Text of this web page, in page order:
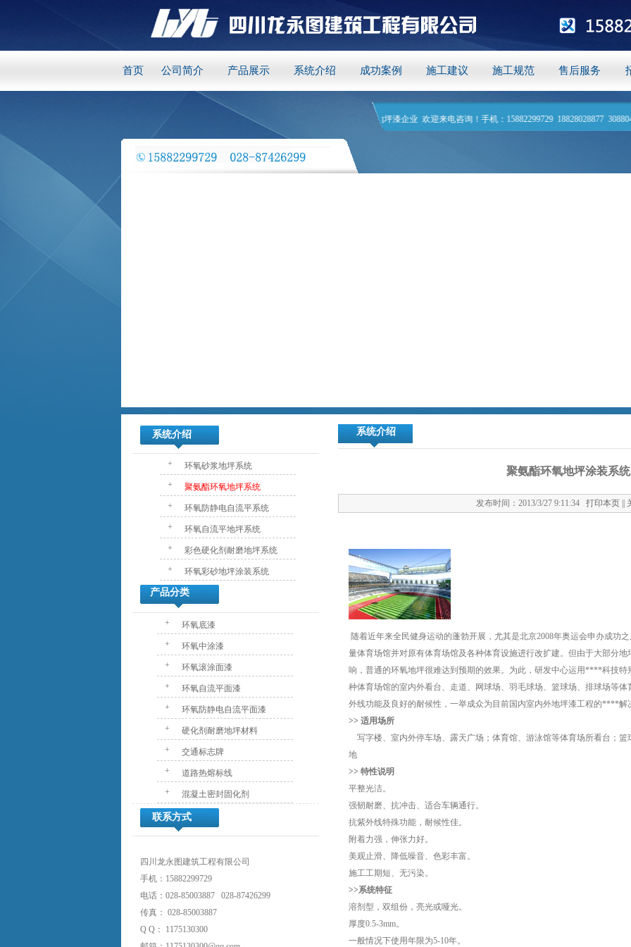
首页 公司简介 产品展示 系统介绍 成功案例 施工建议 施工规范 售后服务
四川龙永图建筑工程有限公司 是一家专业销售和施工一条龙服务的环氧树脂地坪漆企业 欢迎来电咨询！手机：15882299729 18828028877
系统介绍
+
环氧砂浆地坪系统
+
聚氨酯环氧地坪系统
+
环氧防静电自流平系统
+
环氧自流平地坪系统
+
彩色硬化剂耐磨地坪系统
+
环氧彩砂地坪涂装系统
产品分类
+
环氧底漆
+
环氧中涂漆
+
环氧滚涂面漆
+
环氧自流平面漆
+
环氧防静电自流平面漆
+
硬化剂耐磨地坪材料
+
交通标志牌
+
道路热熔标线
+
混凝土密封固化剂
联系方式
四川龙永图建筑工程有限公司
手机：15882299729
电话：028-85003887 028-87426299
传真： 028-85003887
Q Q： 1175130300
系统介绍
聚氨酯环氧地坪涂装系统
发布时间：2013/3/27 9:11:34 打印本页
随着近年来全民健身运动的蓬勃开展，尤其是北京2008年奥运会申办成功
量体育场馆并对原有体育场馆及各种体育设施进行改扩建。但由于大部分
响，普通的环氧地坪很难达到预期的效果。为此，研发中心运用****科技
种体育场馆的室内外看台、走道、网球场、羽毛球场、篮球场、排球场等
外线功能及良好的耐候性，一举成众为目前国内室内外地坪漆工程的****解
>> 适用场所
写字楼、室内外停车场、露天广场；体育馆、游泳馆等体育场所看台；
地
>> 特性说明
平整光洁。
强韧耐磨、抗冲击、适合车辆通行。
抗紫外线特殊功能，耐候性佳。
附着力强，伸张力好。
美观止滑、降低噪音、色彩丰富。
施工工期短、无污染。
>>系统特征
溶剂型，双组份，亮光或哑光。
厚度0.5-3mm。
一般情况下使用年限为5-10年。